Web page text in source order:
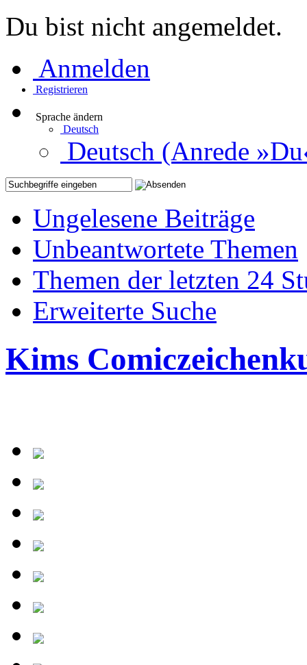
Du bist nicht angemeldet.
Anmelden
Registrieren
Sprache ändern
Deutsch
Deutsch (Anrede
Ungelesene Beiträge
Unbeantwortete Themen
Themen der letzten 24
Erweiterte Suche
Kims